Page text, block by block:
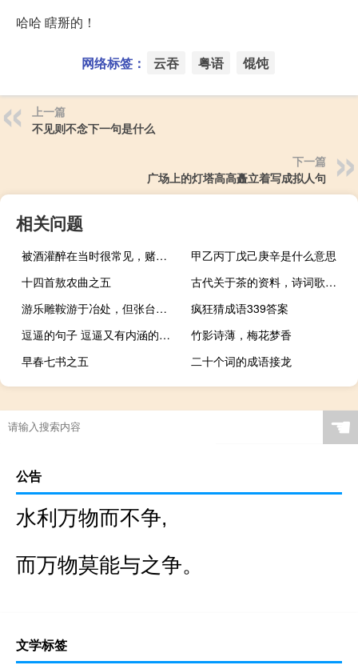
哈哈 瞎掰的！
网络标签： 云吞 粤语 馄饨
上一篇
不见则不念下一句是什么
下一篇
广场上的灯塔高高矗立着写成拟人句
相关问题
被酒灌醉在当时很常见，赌本里弥漫着茶香。
甲乙丙丁戊己庚辛是什么意思
十四首敖农曲之五
古代关于茶的资料，诗词歌赋都有那些
游乐雕鞍游于冶处，但张台路未见于高楼
疯狂猜成语339答案
逗逼的句子 逗逼又有内涵的句子
竹影诗薄，梅花梦香
早春七书之五
二十个词的成语接龙
☚
公告
水利万物而不争,
而万物莫能与之争。
文学标签